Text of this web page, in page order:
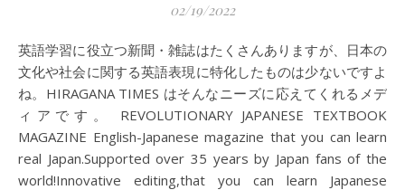
02/19/2022
英語学習に役立つ新聞・雑誌はたくさんありますが、日本の
文化や社会に関する英語表現に特化したものは少ないですよ
ね。HIRAGANA TIMES はそんなニーズに応えてくれるメデ
ィアです。 REVOLUTIONARY JAPANESE TEXTBOOK
MAGAZINE English-Japanese magazine that you can learn
real Japan.Supported over 35 years by Japan fans of the
world!Innovative editing,that you can learn Japanese